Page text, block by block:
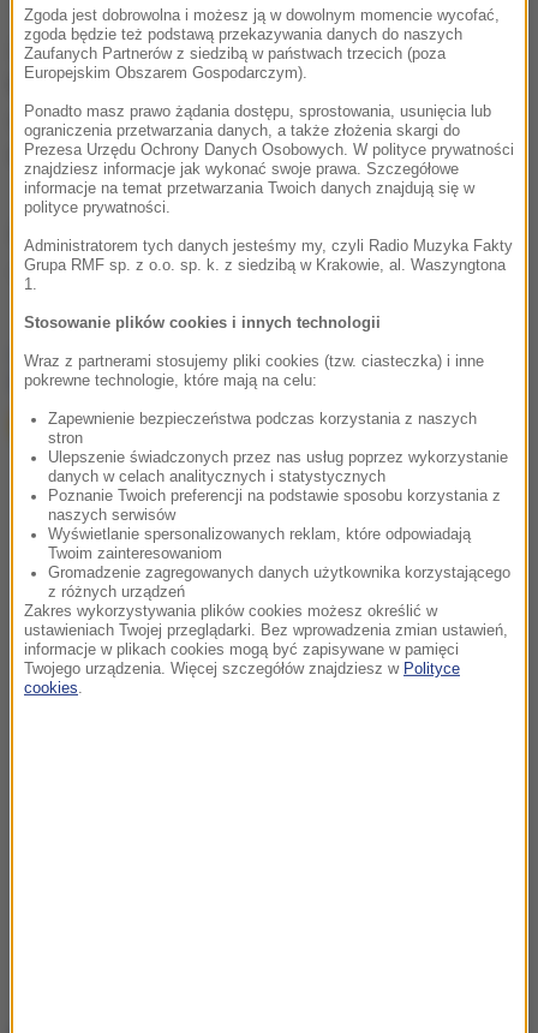
Za jedną ze swoich pierwszych ról, drugoplanową
kreację w filmie "The Young Philadelphians" Vaughn
otrzymał w 1960 roku jedyną w swej karierze
nominację do Oscara.
Źródło: RMF24/PAP
Tagi:aktor
chcesz widzieć więcej artykułów od RMF24?dodaj w
Google
Zgoda jest dobrowolna i możesz ją w dowolnym momencie wycofać,
zgoda będzie też podstawą przekazywania danych do naszych
Zaufanych Partnerów z siedzibą w państwach trzecich (poza
Europejskim Obszarem Gospodarczym).
Ponadto masz prawo żądania dostępu, sprostowania, usunięcia lub
ograniczenia przetwarzania danych, a także złożenia skargi do
Prezesa Urzędu Ochrony Danych Osobowych. W polityce prywatności
znajdziesz informacje jak wykonać swoje prawa. Szczegółowe
informacje na temat przetwarzania Twoich danych znajdują się w
polityce prywatności.
Administratorem tych danych jesteśmy my, czyli Radio Muzyka Fakty
Grupa RMF sp. z o.o. sp. k. z siedzibą w Krakowie, al. Waszyngtona
1.
Stosowanie plików cookies i innych technologii
Wraz z partnerami stosujemy pliki cookies (tzw. ciasteczka) i inne
pokrewne technologie, które mają na celu:
Zapewnienie bezpieczeństwa podczas korzystania z naszych
stron
Ulepszenie świadczonych przez nas usług poprzez wykorzystanie
danych w celach analitycznych i statystycznych
Poznanie Twoich preferencji na podstawie sposobu korzystania z
naszych serwisów
Wyświetlanie spersonalizowanych reklam, które odpowiadają
Twoim zainteresowaniom
Gromadzenie zagregowanych danych użytkownika korzystającego
z różnych urządzeń
Zakres wykorzystywania plików cookies możesz określić w
ustawieniach Twojej przeglądarki. Bez wprowadzenia zmian ustawień,
informacje w plikach cookies mogą być zapisywane w pamięci
Twojego urządzenia. Więcej szczegółów znajdziesz w Polityce
cookies